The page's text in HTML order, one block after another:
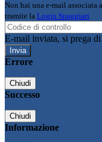
Non hai una e-mail associata
tramite la Login Spaggiari
E-mail inviata, si prega
Errore
Chiudi
Successo
Chiudi
Informazione